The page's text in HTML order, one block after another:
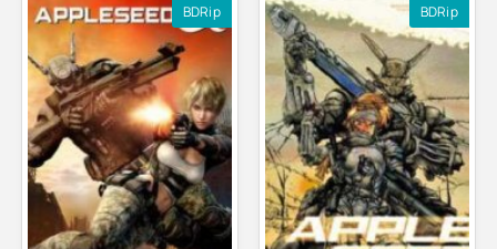
BDRip BDRip